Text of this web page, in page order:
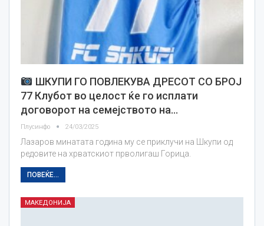
ШКУПИ ГО ПОВЛЕКУВА ДРЕСОТ СО БРОЈ
77 Клубот во целост ќе го исплати
договорот на семејството на…
Плусинфо 24/03/2025
Лазаров минатата година му се приклучи на Шкупи од
редовите на хрватскиот прволигаш Горица.
ПОВЕЌЕ...
МАКЕДОНИЈА